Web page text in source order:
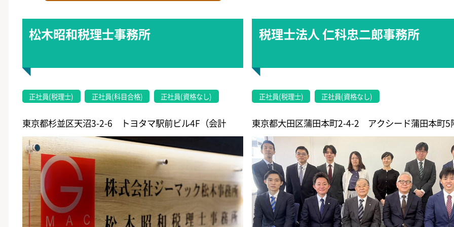
松木昭和税理士事務所
正社員(税理士) 正社員(科目合格) 正社員(資格なし)
東京都杉並区天沼3-2-6 トヨタマ駅前ビル4F（会計
税理士法人 仁科忠二郎事務所
正社員(税理士) 正社員(資格なし)
東京都大田区蒲田本町2-4-2 アクシード蒲田本町5